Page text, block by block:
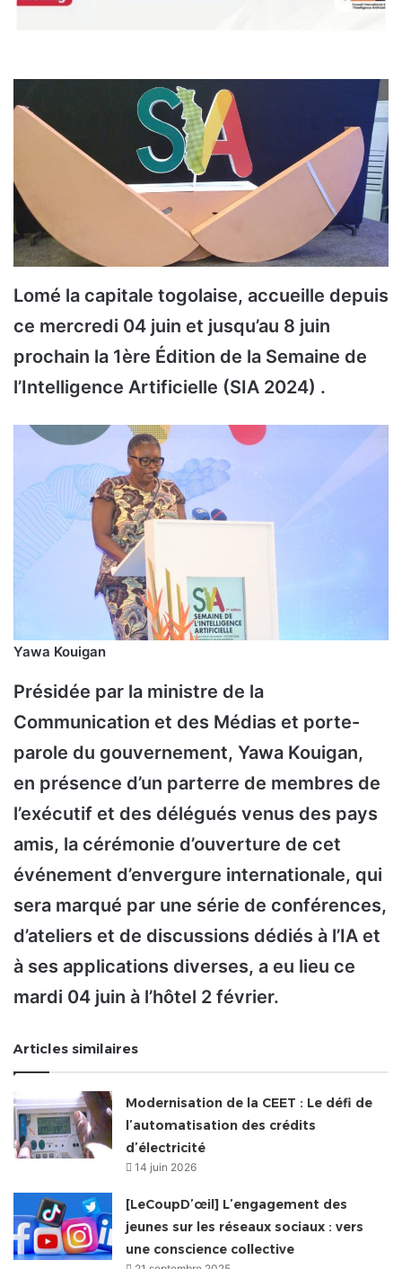
Lomé la capitale togolaise, accueille depuis
ce mercredi 04 juin et jusqu’au 8 juin
prochain la 1ère Édition de la Semaine de
l’Intelligence Artificielle (SIA 2024) .
Yawa Kouigan
Présidée par la ministre de la
Communication et des Médias et porte-
parole du gouvernement, Yawa Kouigan,
en présence d’un parterre de membres de
l’exécutif et des délégués venus des pays
amis, la cérémonie d’ouverture de cet
événement d’envergure internationale, qui
sera marqué par une série de conférences,
d’ateliers et de discussions dédiés à l’IA et
à ses applications diverses, a eu lieu ce
mardi 04 juin à l’hôtel 2 février.
Articles similaires
Modernisation de la CEET : Le défi de
l’automatisation des crédits
d’électricité
14 juin 2026
[LeCoupD’œil] L’engagement des
jeunes sur les réseaux sociaux : vers
une conscience collective